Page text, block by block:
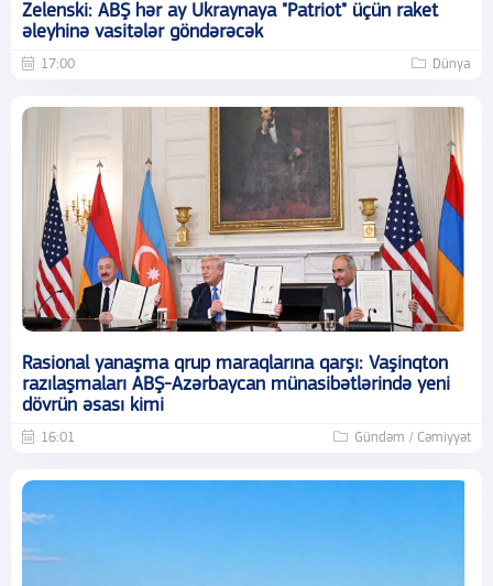
Zelenski: ABŞ hər ay Ukraynaya "Patriot" üçün raket
əleyhinə vasitələr göndərəcək
17:00 Dünya
Rasional yanaşma qrup maraqlarına qarşı: Vaşinqton
razılaşmaları ABŞ-Azərbaycan münasibətlərində yeni
dövrün əsası kimi
16:01 Gündəm / Cəmiyyət